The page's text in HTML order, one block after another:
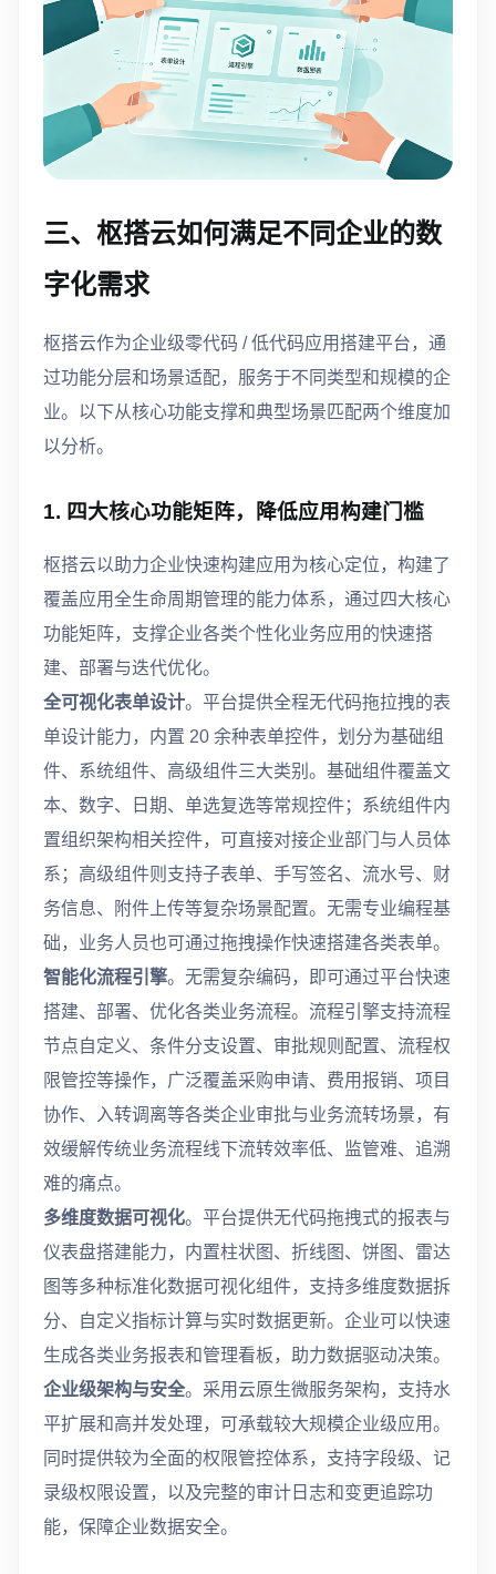
三、枢搭云如何满足不同企业的数
字化需求
枢搭云作为企业级零代码 / 低代码应用搭建平台，通
过功能分层和场景适配，服务于不同类型和规模的企
业。以下从核心功能支撑和典型场景匹配两个维度加
以分析。
1. 四大核心功能矩阵，降低应用构建门槛
枢搭云以助力企业快速构建应用为核心定位，构建了
覆盖应用全生命周期管理的能力体系，通过四大核心
功能矩阵，支撑企业各类个性化业务应用的快速搭
建、部署与迭代优化。
全可视化表单设计。平台提供全程无代码拖拉拽的表
单设计能力，内置 20 余种表单控件，划分为基础组
件、系统组件、高级组件三大类别。基础组件覆盖文
本、数字、日期、单选复选等常规控件；系统组件内
置组织架构相关控件，可直接对接企业部门与人员体
系；高级组件则支持子表单、手写签名、流水号、财
务信息、附件上传等复杂场景配置。无需专业编程基
础，业务人员也可通过拖拽操作快速搭建各类表单。
智能化流程引擎。无需复杂编码，即可通过平台快速
搭建、部署、优化各类业务流程。流程引擎支持流程
节点自定义、条件分支设置、审批规则配置、流程权
限管控等操作，广泛覆盖采购申请、费用报销、项目
协作、入转调离等各类企业审批与业务流转场景，有
效缓解传统业务流程线下流转效率低、监管难、追溯
难的痛点。
多维度数据可视化。平台提供无代码拖拽式的报表与
仪表盘搭建能力，内置柱状图、折线图、饼图、雷达
图等多种标准化数据可视化组件，支持多维度数据拆
分、自定义指标计算与实时数据更新。企业可以快速
生成各类业务报表和管理看板，助力数据驱动决策。
企业级架构与安全。采用云原生微服务架构，支持水
平扩展和高并发处理，可承载较大规模企业级应用。
同时提供较为全面的权限管控体系，支持字段级、记
录级权限设置，以及完整的审计日志和变更追踪功
能，保障企业数据安全。